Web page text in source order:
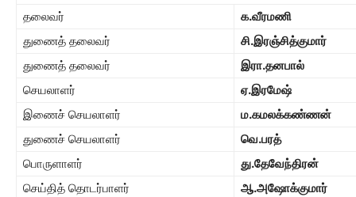
தலைவர்
க.வீரமணி
துணைத் தலைவர்
சி.இரஞ்சித்குமார்
துணைத் தலைவர்
இரா.தனபால்
செயலாளர்
ஏ.இரமேஷ்
இணைச் செயலாளர்
ம.கமலக்கண்ணன்
துணைச் செயலாளர்
வெ.பரத்
பொருளாளர்
து.தேவேந்திரன்
செய்தித் தொடர்பாளர்
ஆ.அஷோக்குமார்